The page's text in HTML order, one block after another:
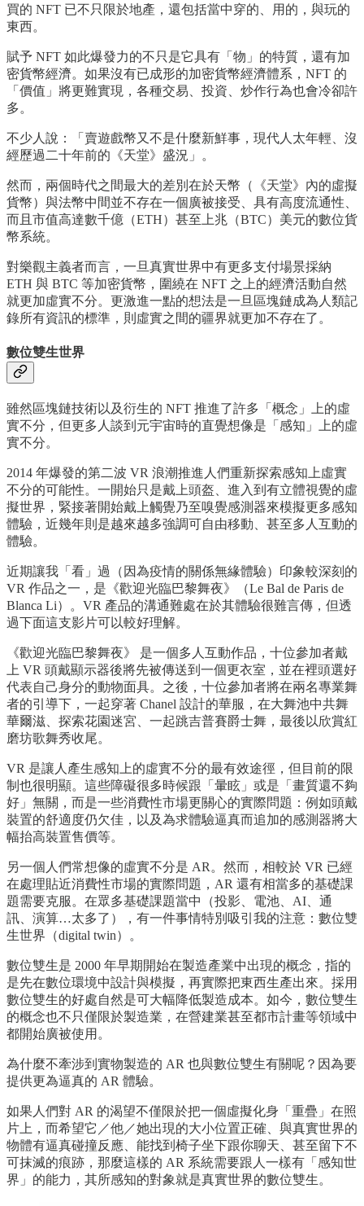
買的 NFT 已不只限於地產，還包括當中穿的、用的，與玩的
東西。
賦予 NFT 如此爆發力的不只是它具有「物」的特質，還有加
密貨幣經濟。如果沒有已成形的加密貨幣經濟體系，NFT 的
「價值」將更難實現，各種交易、投資、炒作行為也會冷卻許
多。
不少人說：「賣遊戲幣又不是什麼新鮮事，現代人太年輕、沒
經歷過二十年前的《天堂》盛況」。
然而，兩個時代之間最大的差別在於天幣（《天堂》內的虛擬
貨幣）與法幣中間並不存在一個廣被接受、具有高度流通性、
而且市值高達數千億（ETH）甚至上兆（BTC）美元的數位貨
幣系統。
對樂觀主義者而言，一旦真實世界中有更多支付場景採納
ETH 與 BTC 等加密貨幣，圍繞在 NFT 之上的經濟活動自然
就更加虛實不分。更激進一點的想法是一旦區塊鏈成為人類記
錄所有資訊的標準，則虛實之間的疆界就更加不存在了。
數位雙生世界
雖然區塊鏈技術以及衍生的 NFT 推進了許多「概念」上的虛
實不分，但更多人談到元宇宙時的直覺想像是「感知」上的虛
實不分。
2014 年爆發的第二波 VR 浪潮推進人們重新探索感知上虛實
不分的可能性。一開始只是戴上頭盔、進入到有立體視覺的虛
擬世界，緊接著開始戴上觸覺乃至嗅覺感測器來模擬更多感知
體驗，近幾年則是越來越多強調可自由移動、甚至多人互動的
體驗。
近期讓我「看」過（因為疫情的關係無緣體驗）印象較深刻的
VR 作品之一，是《歡迎光臨巴黎舞夜》（Le Bal de Paris de
Blanca Li）。VR 產品的溝通難處在於其體驗很難言傳，但透
過下面這支影片可以較好理解。
《歡迎光臨巴黎舞夜》 是一個多人互動作品，十位參加者戴
上 VR 頭戴顯示器後將先被傳送到一個更衣室，並在裡頭選好
代表自己身分的動物面具。之後，十位參加者將在兩名專業舞
者的引導下，一起穿著 Chanel 設計的華服，在大舞池中共舞
華爾滋、探索花園迷宮、一起跳吉普賽爵士舞，最後以欣賞紅
磨坊歌舞秀收尾。
VR 是讓人產生感知上的虛實不分的最有效途徑，但目前的限
制也很明顯。這些障礙很多時候跟「暈眩」或是「畫質還不夠
好」無關，而是一些消費性市場更關心的實際問題：例如頭戴
裝置的舒適度仍欠佳，以及為求體驗逼真而追加的感測器將大
幅抬高裝置售價等。
另一個人們常想像的虛實不分是 AR。然而，相較於 VR 已經
在處理貼近消費性市場的實際問題，AR 還有相當多的基礎課
題需要克服。在眾多基礎課題當中（投影、電池、AI、通
訊、演算…太多了），有一件事情特別吸引我的注意：數位雙
生世界（digital twin）。
數位雙生是 2000 年早期開始在製造產業中出現的概念，指的
是先在數位環境中設計與模擬，再實際把東西生產出來。採用
數位雙生的好處自然是可大幅降低製造成本。如今，數位雙生
的概念也不只僅限於製造業，在營建業甚至都市計畫等領域中
都開始廣被使用。
為什麼不牽涉到實物製造的 AR 也與數位雙生有關呢？因為要
提供更為逼真的 AR 體驗。
如果人們對 AR 的渴望不僅限於把一個虛擬化身「重疊」在照
片上，而希望它／他／她出現的大小位置正確、與真實世界的
物體有逼真碰撞反應、能找到椅子坐下跟你聊天、甚至留下不
可抹滅的痕跡，那麼這樣的 AR 系統需要跟人一樣有「感知世
界」的能力，其所感知的對象就是真實世界的數位雙生。